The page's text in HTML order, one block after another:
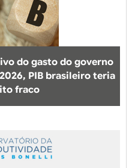
do gasto do governo
PIB brasileiro teria
fraco